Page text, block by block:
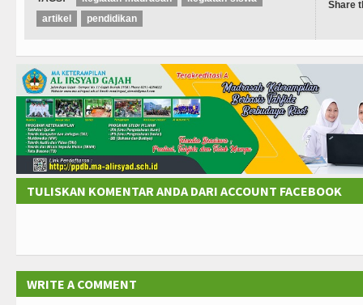
Share
artikel
pendidikan
TULISKAN KOMENTAR ANDA DARI ACCOUNT FACEBOOK
WRITE A COMMENT